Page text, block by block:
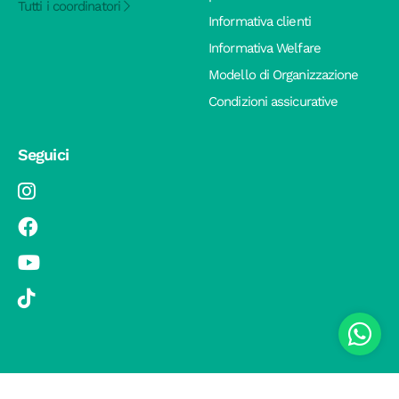
Tutti i coordinatori
Informativa clienti
Informativa Welfare
Modello di Organizzazione
Condizioni assicurative
Seguici